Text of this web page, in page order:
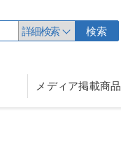
詳細検索
検索
メディア掲載商品